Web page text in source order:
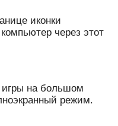
иконки
через этот
игры на большом
режим.